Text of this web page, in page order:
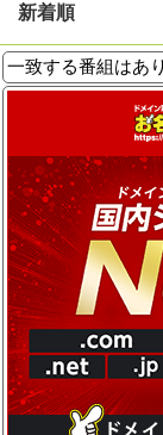
新着順
一致する番組はあ